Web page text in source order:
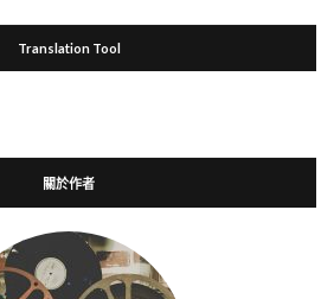
Translation Tool
關於作者